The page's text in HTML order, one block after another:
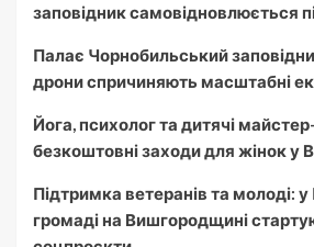
заповідник самовідновлюється
Палає Чорнобильський
дрони спричиняють масштабні
Йога, психолог та дитячі
безкоштовні заходи для жінок у
Підтримка ветеранів та молоді: у
громаді на Вишгородщині